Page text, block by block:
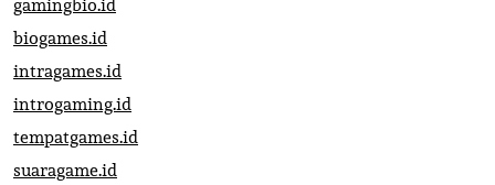
biogames.id
intragames.id
introgaming.id
tempatgames.id
suaragame.id